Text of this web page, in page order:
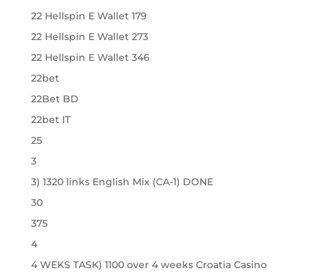
22 Hellspin E Wallet 179
22 Hellspin E Wallet 273
22 Hellspin E Wallet 346
22bet
22Bet BD
22bet IT
25
3
3) 1320 links English Mix (CA-1) DONE
30
375
4
4 WEKS TASK) 1100 over 4 weeks Croatia Casino